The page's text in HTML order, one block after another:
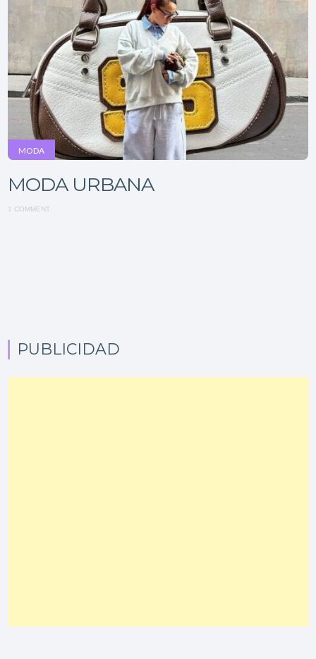
MODA
MODA URBANA
1 COMMENT
PUBLICIDAD